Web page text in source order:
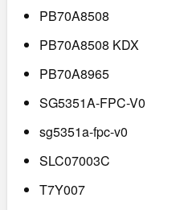
PB70A8508
PB70A8508 KDX
PB70A8965
SG5351A-FPC-V0
sg5351a-fpc-v0
SLC07003C
T7Y007